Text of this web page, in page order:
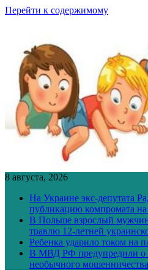
Перейти к содержимому
8 августа, 2026
На Украине экс-депутата
публикацию компромата на
В Польше взрослый
травлю 12-летней
Ребенка ударило током на
В МВД РФ предупредили о
необычного мошенничества